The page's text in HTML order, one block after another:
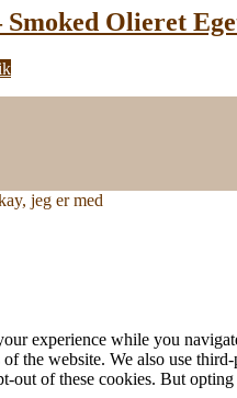
Smoked Olieret
jeg er med
experience while you
the website. We also use
out of these cookies. But